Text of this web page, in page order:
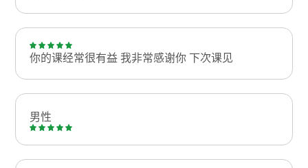
你的课经常很有益 我非常感谢你 下次课见
男性